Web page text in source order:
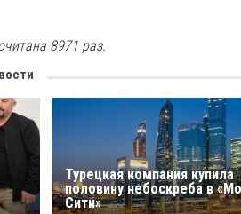
8971 раз.
Турецкая компания купила
половину небоскреба в
Сити»